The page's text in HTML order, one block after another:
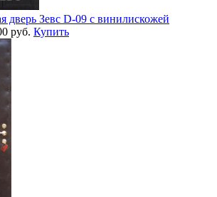
дверь Зевс D-09 с винилискожей
руб. Купить